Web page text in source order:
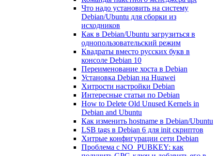
Что надо установить на систему
Debian/Ubuntu для сборки из
исходников
Как в Debian/Ubuntu загрузиться в
однопользовательский режим
Квадраты вместо русских букв в
консоле Debian 10
Переименование хоста в Debian
Установка Debian на Huawei
Хитрости настройки Debian
Интересные статьи по Debian
How to Delete Old Unused Kernels in
Debian and Ubuntu
Как изменить hostname в Debian/Ubuntu
LSB tags в Debian 6 для init скриптов
Хитрые конфигурации сети Debian
Проблема с NO_PUBKEY: как